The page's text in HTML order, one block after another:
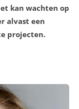
kan wachten op
alvast een
projecten.